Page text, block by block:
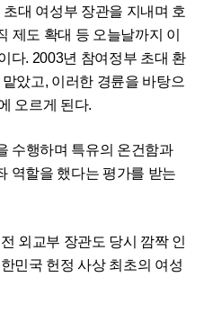
대 여성부 장관을 지내며 호
제도 확대 등 오늘날까지 이
다. 2003년 참여정부 초대 환
았고, 이러한 경륜을 바탕으
오르게 된다.
수행하며 특유의 온건함과
역할을 했다는 평가를 받는
외교부 장관도 당시 깜짝 인
민국 헌정 사상 최초의 여성